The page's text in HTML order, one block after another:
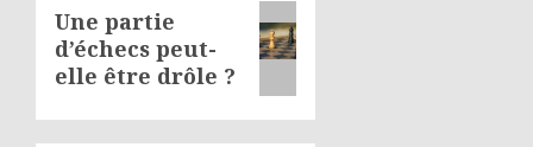
Article
suivant:
Une partie
d’échecs peut-
elle être drôle ?